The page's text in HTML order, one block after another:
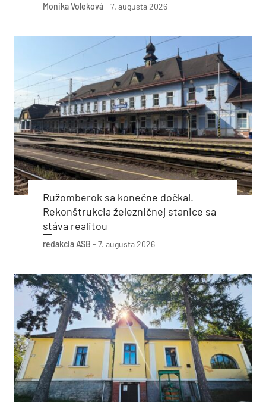
Monika Voleková- 7. augusta 2026
Ružomberok sa konečne dočkal.
Rekonštrukcia železničnej stanice sa
stáva realitou
redakcia ASB - 7. augusta 2026